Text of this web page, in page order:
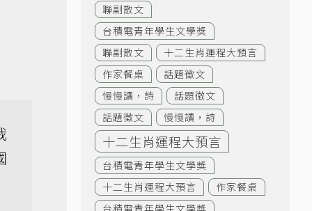
聯副散文
台積電青年學生文學獎
聯副散文
十二生肖運程大預言
作家餐桌
話題徵文
慢慢讀，詩
話題徵文
話題徵文
慢慢讀，詩
十二生肖運程大預言
台積電青年學生文學獎
十二生肖運程大預言
作家餐桌
台積電青年學生文學獎